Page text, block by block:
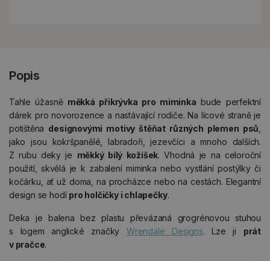
Popis
Tahle úžasně měkká přikrývka pro miminka bude perfektní
dárek pro novorozence a nastávající rodiče. Na lícové straně je
potištěna designovými motivy štěňat různých plemen psů
jako jsou kokršpanělé, labradoři, jezevčíci a mnoho dalších.
Z rubu deky je měkký bílý kožíšek. Vhodná je na celoroční
použití, skvělá je k zabalení miminka nebo vystlání postýlky či
kočárku, ať už doma, na procházce nebo na cestách. Elegantní
design se hodí pro holčičky i chlapečky.
Deka je balena bez plastu převázaná grogrénovou stuhou
s logem anglické značky Wrendale Designs. Lze ji prát
v pračce.